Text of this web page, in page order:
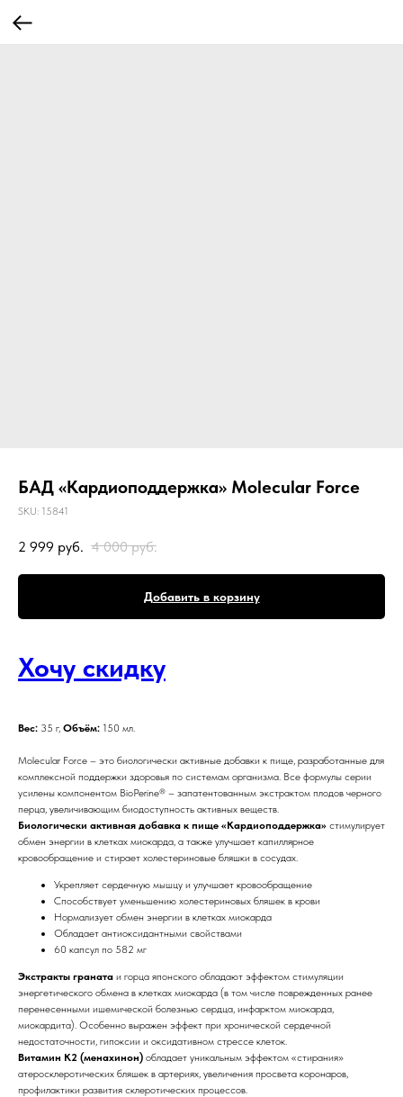
БАД «Кардиоподдержка» Molecular Force
SKU: 15841
2 999 руб. 4 000 руб.
Добавить в корзину
Хочу скидку
Вес: 35 г, Объём: 150 мл.
Molecular Force – это биологически активные добавки к пище, разработанные для
комплексной поддержки здоровья по системам организма. Все формулы серии
усилены компонентом BioPerine® – запатентованным экстрактом плодов черного
перца, увеличивающим биодоступность активных веществ.
Биологически активная добавка к пище «Кардиоподдержка» стимулирует
обмен энергии в клетках миокарда, а также улучшает капиллярное
кровообращение и стирает холестериновые бляшки в сосудах.
Укрепляет сердечную мышцу и улучшает кровообращение
Способствует уменьшению холестериновых бляшек в крови
Нормализует обмен энергии в клетках миокарда
Обладает антиоксидантными свойствами
60 капсул по 582 мг
Экстракты граната и горца японского обладают эффектом стимуляции
энергетического обмена в клетках миокарда (в том числе поврежденных ранее
перенесенными ишемической болезнью сердца, инфарктом миокарда,
миокардита). Особенно выражен эффект при хронической сердечной
недостаточности, гипоксии и оксидативном стрессе клеток.
Витамин К2 (менахинон) обладает уникальным эффектом «стирания»
атеросклеротических бляшек в артериях, увеличения просвета коронаров,
профилактики развития склеротических процессов.